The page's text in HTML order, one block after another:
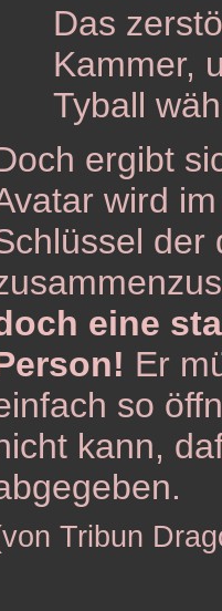
Das
Kammer,
Tyball
ergibt
wird
der
eine
Er
so
kann,
Tribun